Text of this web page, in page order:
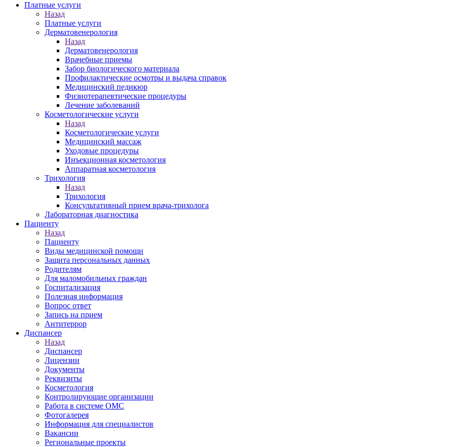
Платные услуги
Назад
Платные услуги
Дерматовенерология
Назад
Дерматовенерология
Врачебные приемы
Забор биологического материала
Профилактические осмотры и выдача справок
Медицинский педикюр
Физиотерапевтические процедуры
Лечение заболеваний
Косметологические услуги
Назад
Косметологические услуги
Медицинский массаж
Уходовые процедуры
Инъекционная косметология
Аппаратная косметология
Трихология
Назад
Трихология
Консультативный прием врача-трихолога
Лабораторная диагностика
Пациенту
Назад
Пациенту
Виды медицинской помощи
Защита персональных данных
Родителям
Для маломобильных граждан
Госпитализация
Полезная информация
Вопрос ответ
Запись на прием
Антитеррор
Диспансер
Назад
Диспансер
Лицензии
Документы
Реквизиты
Косметология
Контролирующие организации
Работа в системе ОМС
Фотогалерея
Информация для специалистов
Вакансии
Региональные проекты